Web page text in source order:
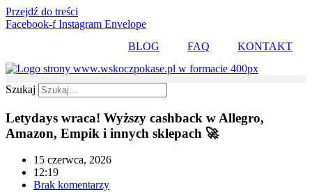
Przejdź do treści
Facebook-f Instagram Envelope
BLOG
FAQ KONTAKT
Szukaj
Letydays wraca! Wyższy cashback w Allegro,
Amazon, Empik i innych sklepach 🚀
15 czerwca, 2026
12:19
Brak komentarzy